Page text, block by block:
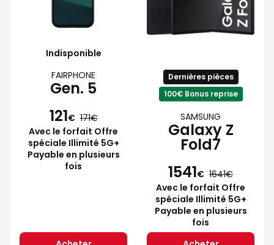
Indisponible
FAIRPHONE
Gen. 5
121€ 171
Avec le forfait Offre
spéciale Illimité 5G+
Payable en plusieurs
fois
Dernières pièces
100€ Bonus reprise
SAMSUNG
Galaxy Z
Fold7
1541€ 1641
Avec le forfait Offre
spéciale Illimité 5G+
Payable en plusieurs
fois